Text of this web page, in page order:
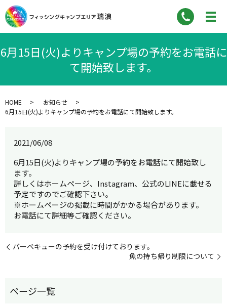
6月15日(火)よりキャンプ場の予約をお電話に
て開始致します。
HOME
お知らせ
6月15日(火)よりキャンプ場の予約をお電話にて開始致します。
2021/06/08
6月15日(火)よりキャンプ場の予約をお電話にて開始致し
ます。
詳しくはホームページ、Instagram、公式のLINEに載せる
予定ですのでご確認下さい。
※ホームページの掲載に時間がかかる場合があります。
お電話にて詳細等ご確認ください。
バーベキューの予約を受け付けております。
魚の持ち帰り制限について